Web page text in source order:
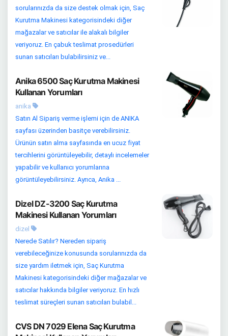
sorularınızda da size destek olmak için, Saç
Kurutma Makinesi kategorisindeki diğer
mağazalar ve satıcılar ile alakalı bilgiler
veriyoruz. En çabuk teslimat prosedürleri
sunan satıcıları bulabilirsiniz ve...
Anika 6500 Saç Kurutma Makinesi
Kullanan Yorumları
anika
Satın Al Sipariş verme işlemi için de ANIKA
sayfası üzerinden basitçe verebilirsiniz.
Ürünün satın alma sayfasında en ucuz fiyat
tercihlerini görüntüleyebilir, detaylı incelemeler
yapabilir ve kullanıcı yorumlarına
görüntüleyebilirsiniz. Ayrıca, Anika ...
Dizel DZ-3200 Saç Kurutma
Makinesi Kullanan Yorumları
dizel
Nerede Satılır? Nereden sipariş
verebileceğinize konusunda sorularınızda da
size yardım iletmek için, Saç Kurutma
Makinesi kategorisindeki diğer mağazalar ve
satıcılar hakkında bilgiler veriyoruz. En hızlı
teslimat süreçleri sunan satıcıları bulabil...
CVS DN 7029 Elena Saç Kurutma